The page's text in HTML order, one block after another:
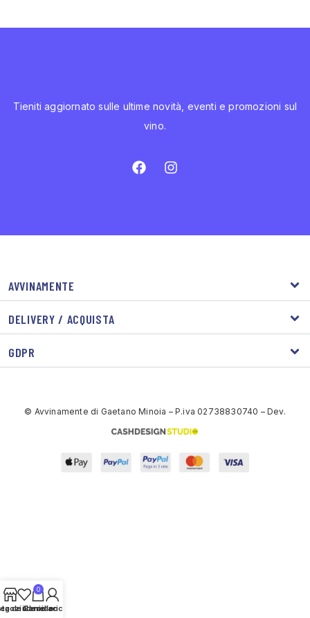
Tieniti aggiornato sulle ultime novità, eventi e promozioni sul
vino.
AVVINAMENTE
DELIVERY / ACQUISTA
GDPR
© Avvinamente di Gaetano Minoia – P.iva 02738830740 – Dev.
dei desideri
0
Carrello
Il mio account